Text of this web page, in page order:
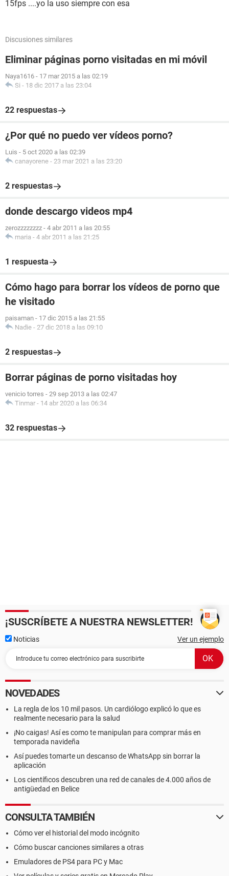
15fps ....yo la uso siempre con esa
Discusiones similares
Eliminar páginas porno visitadas en mi móvil
Naya1616 - 17 mar 2015 a las 02:19
Si - 18 dic 2017 a las 23:04
22 respuestas
¿Por qué no puedo ver vídeos porno?
Luis - 5 oct 2020 a las 02:39
canayorene - 23 mar 2021 a las 23:20
2 respuestas
donde descargo videos mp4
zerozzzzzzzz - 4 abr 2011 a las 20:55
maria - 4 abr 2011 a las 21:25
1 respuesta
Cómo hago para borrar los vídeos de porno que
he visitado
paisaman - 17 dic 2015 a las 21:55
Nadie - 27 dic 2018 a las 09:10
2 respuestas
Borrar páginas de porno visitadas hoy
venicio torres - 29 sep 2013 a las 02:47
Tinmar - 14 abr 2020 a las 06:34
32 respuestas
¡SUSCRÍBETE A NUESTRA NEWSLETTER!
Noticias Ver un ejemplo
NOVEDADES
La regla de los 10 mil pasos. Un cardiólogo explicó lo que es
realmente necesario para la salud
¡No caigas! Así es como te manipulan para comprar más en
temporada navideña
Así puedes tomarte un descanso de WhatsApp sin borrar la
aplicación
Los científicos descubren una red de canales de 4.000 años de
antigüedad en Belice
CONSULTA TAMBIÉN
Cómo ver el historial del modo incógnito
Cómo buscar canciones similares a otras
Emuladores de PS4 para PC y Mac